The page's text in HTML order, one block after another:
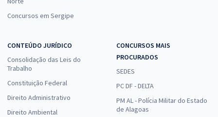
Concursos em Sergipe
CONTEÚDO JURÍDICO
Consolidação das Leis do
Trabalho
Constituição Federal
Direito Administrativo
Direito Ambiental
CONCURSOS MAIS
PROCURADOS
SEDES
PC DF - DELTA
PM AL - Polícia Militar do Estado
de Alagoas